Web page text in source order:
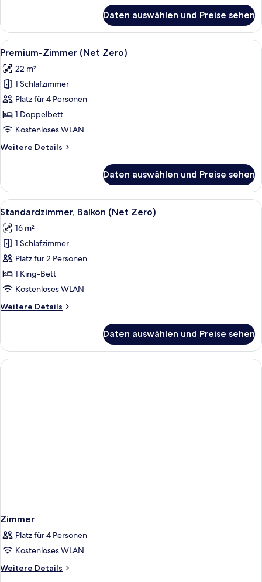
(Net
Zero)
Daten auswählen und Preise sehen
Alle
Fotos
für
Premium-
Zimmer
(Net
Zero)
Ein Hotelzimmer mit zwei Betten,
5
Premium-Zimmer (Net Zero)
22 m²
1 Schlafzimmer
Platz für 4 Personen
1 Doppelbett
Kostenloses WLAN
Weitere Details
Weitere
Zimmer
(Net
Zero)
Daten auswählen und Preise sehen
Alle
Fotos
für
Standardzimmer,
Balkon
(Net
Zero)
Ein modernes Hotelzimmer mit
6
Standardzimmer, Balkon (Net Zero)
16 m²
1 Schlafzimmer
Platz für 2 Personen
1 King-Bett
Kostenloses WLAN
Weitere Details
Weitere
Balkon
(Net
Zero)
Daten auswählen und Preise sehen
Zimmer
Platz für 4 Personen
Kostenloses WLAN
Weitere Details
Weitere